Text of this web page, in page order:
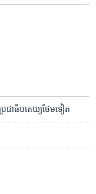
រជាធិបតេយ្យ​ថែម​ទៀត